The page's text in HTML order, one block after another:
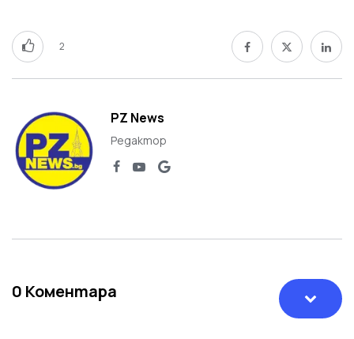
2
PZ News
Редактор
0 Коментара